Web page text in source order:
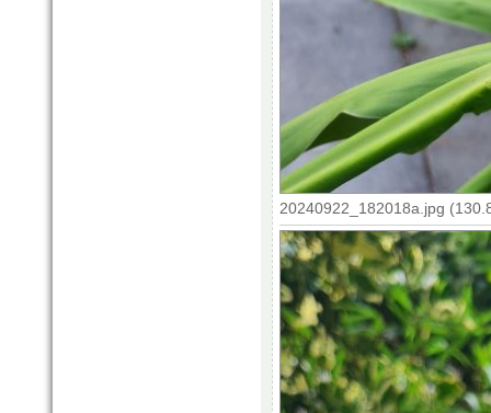
20240922_182018a.jpg